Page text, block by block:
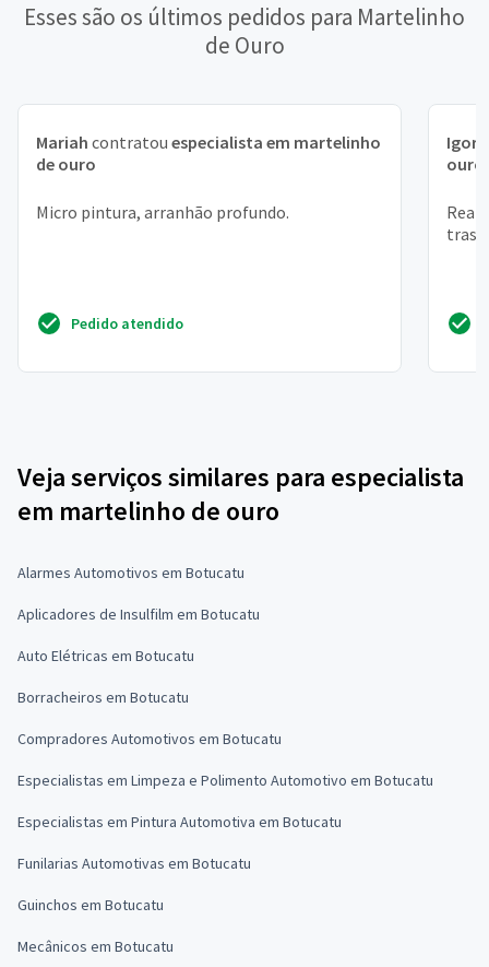
Esses são os últimos pedidos para Martelinho
de Ouro
Mariah contratou especialista em martelinho
de ouro
Micro pintura, arranhão profundo.
Pedido atendido
Igor
ouro
Veja serviços similares para especialista
em martelinho de ouro
Alarmes Automotivos em Botucatu
Aplicadores de Insulfilm em Botucatu
Auto Elétricas em Botucatu
Borracheiros em Botucatu
Compradores Automotivos em Botucatu
Especialistas em Limpeza e Polimento Automotivo em Botucatu
Especialistas em Pintura Automotiva em Botucatu
Funilarias Automotivas em Botucatu
Guinchos em Botucatu
Mecânicos em Botucatu